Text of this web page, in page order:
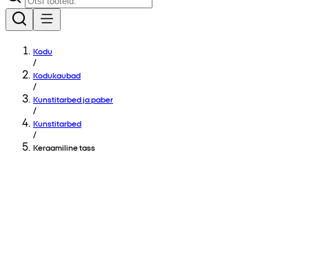
Kodu
/
Kodukaubad
/
Kunstitarbed ja paber
/
Kunstitarbed
/
Keraamiline tass